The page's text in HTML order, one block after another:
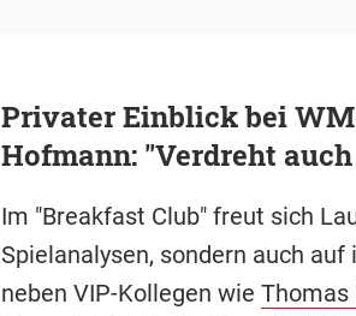
Privater Einblick bei
Hofmann: "Verdreht
Im "Breakfast Club" freut sich
Spielanalysen, sondern auch
neben VIP-Kollegen wie Thomas